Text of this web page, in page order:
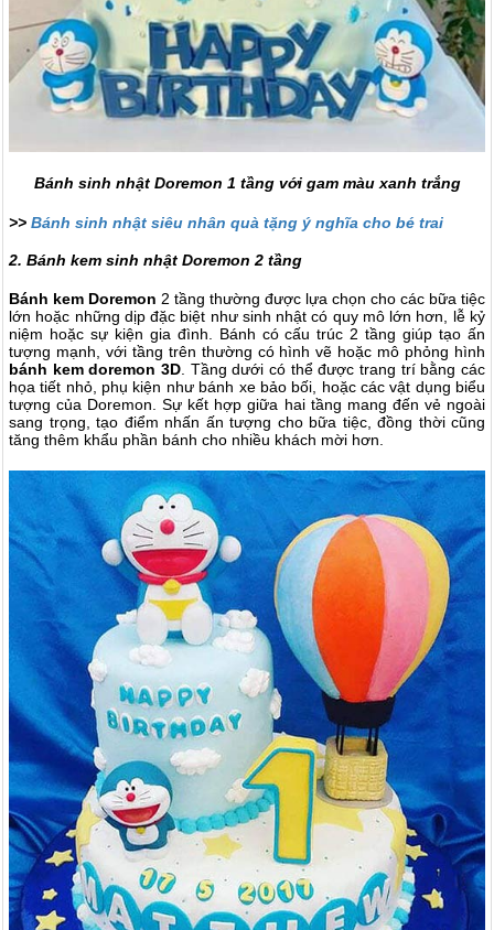
Bánh sinh nhật Doremon 1 tầng với gam màu xanh trắng
>> Bánh sinh nhật siêu nhân quà tặng ý nghĩa cho bé trai
2. Bánh kem sinh nhật Doremon 2 tầng
Bánh kem Doremon 2 tầng thường được lựa chọn cho các bữa tiệc
lớn hoặc những dịp đặc biệt như sinh nhật có quy mô lớn hơn, lễ kỷ
niệm hoặc sự kiện gia đình. Bánh có cấu trúc 2 tầng giúp tạo ấn
tượng mạnh, với tầng trên thường có hình vẽ hoặc mô phỏng hình
bánh kem doremon 3D . Tầng dưới có thể được trang trí bằng các
họa tiết nhỏ, phụ kiện như bánh xe bảo bối, hoặc các vật dụng biểu
tượng của Doremon. Sự kết hợp giữa hai tầng mang đến vẻ ngoài
sang trọng, tạo điểm nhấn ấn tượng cho bữa tiệc, đồng thời cũng
tăng thêm khẩu phần bánh cho nhiều khách mời hơn.